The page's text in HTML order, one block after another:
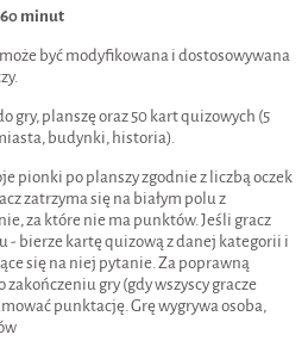
minut
być modyfikowana i dostosowywana
gry, planszę oraz 50 kart quizowych (5
budynki, historia).
pionki po planszy zgodnie z liczbą oczek
zatrzyma się na białym polu z
za które nie ma punktów. Jeśli gracz
- bierze kartę quizową z danej kategorii i
się na niej pytanie. Za poprawną
gry (gdy wszyscy gracze
punktację. Grę wygrywa osoba,